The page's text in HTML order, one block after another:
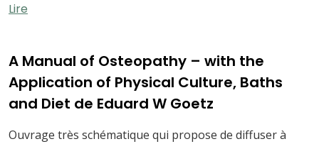
Lire
A Manual of Osteopathy – with the
Application of Physical Culture, Baths
and Diet de Eduard W Goetz
Ouvrage très schématique qui propose de diffuser à